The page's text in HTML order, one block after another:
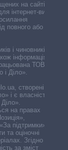
на сайті,
інтернет-видань
повного або
і чиновників,
інформація про
ТОВ «ІА
і Діло».
створені ГО
і є власністю
на правах
підтримки».
та оціночні
Згідно з
за зміст